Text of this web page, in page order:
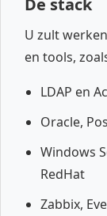
U zult
en tools,
LDAP en
Oracle,
Windows
RedHat
Zabbix,